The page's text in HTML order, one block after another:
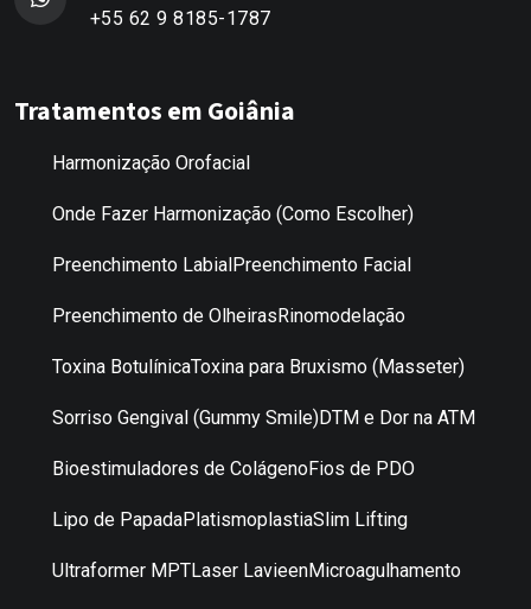
+55 62 9 8185-1787
Tratamentos em Goiânia
Harmonização Orofacial
Onde Fazer Harmonização (Como Escolher)
Preenchimento LabialPreenchimento Facial
Preenchimento de OlheirasRinomodelação
Toxina BotulínicaToxina para Bruxismo (Masseter)
Sorriso Gengival (Gummy Smile)DTM e Dor na ATM
Bioestimuladores de ColágenoFios de PDO
Lipo de PapadaPlatismoplastiaSlim Lifting
Ultraformer MPTLaser LavieenMicroagulhamento